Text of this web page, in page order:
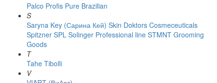
Palco Profis Pure Brazilian
S
Saryna Key (Сарина Кей) Skin Doktors Cosmeceuticals
Spitzner SPL Solinger Professional line STMNT Grooming
Goods
T
Tahe Tibolli
V